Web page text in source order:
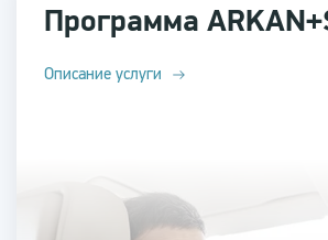
Программа
Описание услуги